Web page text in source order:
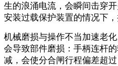
生的浪涌电流，会瞬间击穿
安装过载保护装置的情况下
机械磨损与操作不当加速老
会导致部件磨损：手柄连杆
减，会使分合闸行程偏差超过